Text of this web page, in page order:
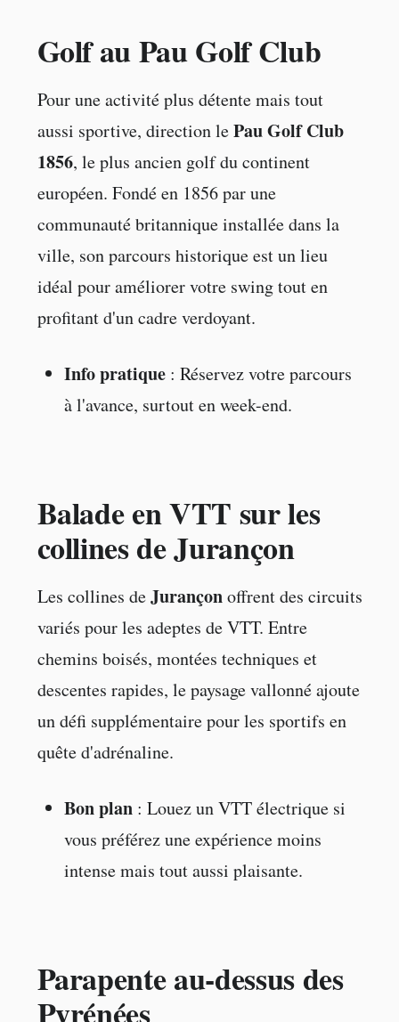
Golf au Pau Golf Club
Pour une activité plus détente mais tout
aussi sportive, direction lePau Golf Club
1856, le plus ancien golf du continent
européen. Fondé en 1856 par une
communauté britannique installée dans la
ville, son parcours historique est un lieu
idéal pour améliorer votre swing tout en
profitant d'un cadre verdoyant.
Info pratique: Réservez votre parcours
à l'avance, surtout en week-end.
Balade en VTT sur les
collines de Jurançon
Les collines deJurançonoffrent des circuits
variés pour les adeptes de VTT. Entre
chemins boisés, montées techniques et
descentes rapides, le paysage vallonné ajoute
un défi supplémentaire pour les sportifs en
quête d'adrénaline.
Bon plan: Louez un VTT électrique si
vous préférez une expérience moins
intense mais tout aussi plaisante.
Parapente au-dessus des
Pyrénées